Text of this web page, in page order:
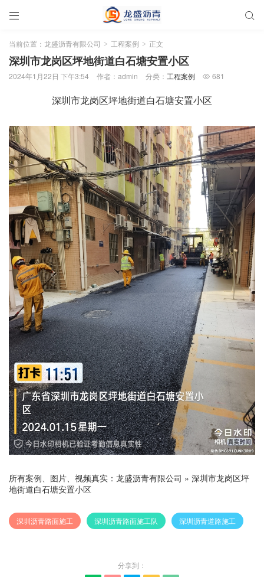
 
当前位置： 龙盛沥青有限公司 > 工程案例 > 正文
深圳市龙岗区坪地街道白石塘安置小区
2024年1月22日 下午3:54 作者：admin 分类： 工程案例  681
深圳市龙岗区坪地街道白石塘安置小区
所有案例、图片、视频真实： 龙盛沥青有限公司 » 深圳市龙岗区坪
地街道白石塘安置小区
深圳沥青路面施工 深圳沥青路面施工队 深圳沥青道路施工
分享到：